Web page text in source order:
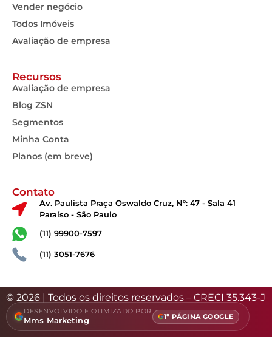
Vender negócio
Todos Imóveis
Avaliação de empresa
Recursos
Avaliação de empresa
Blog ZSN
Segmentos
Minha Conta
Planos (em breve)
Contato
Av. Paulista Praça Oswaldo Cruz, N°: 47 - Sala 41
Paraíso - São Paulo
(11) 99900-7597
(11) 3051-7676
© 2026 | Todos os direitos reservados – CRECI 35.343-J
DESENVOLVIDO E OTIMIZADO POR
Mms Marketing 1º PÁGINA GOOGLE